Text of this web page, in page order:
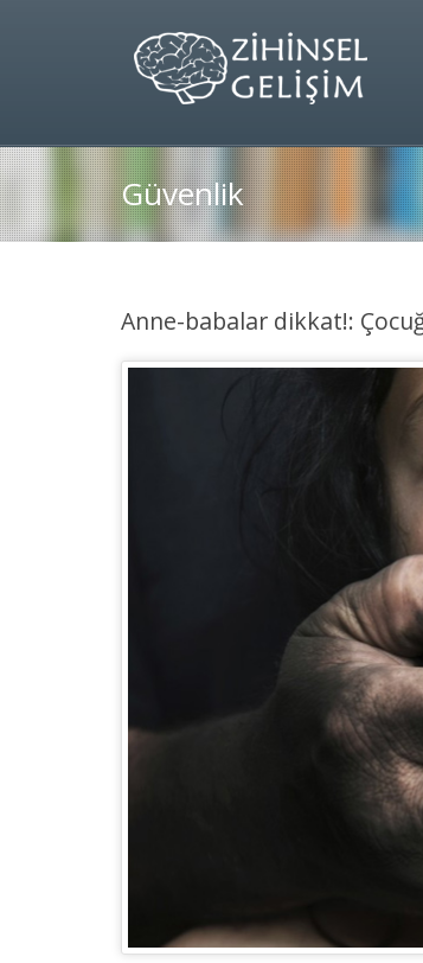
Güvenlik
Anne-babalar dikkat!: